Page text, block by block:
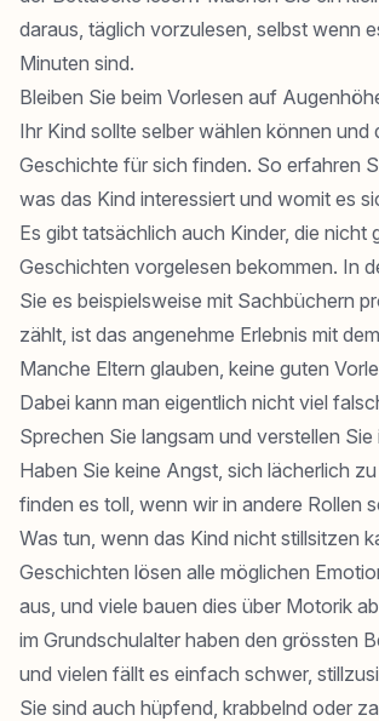
daraus, täglich vorzulesen, selbst wenn
Minuten sind.
Bleiben Sie beim Vorlesen auf
Ihr Kind sollte selber wählen können und
Geschichte für sich finden. So erfahren
was das Kind interessiert und womit es
Es gibt tatsächlich auch Kinder, die nicht
Geschichten vorgelesen bekommen. In
Sie es beispielsweise mit Sachbüchern
zählt, ist das angenehme Erlebnis mit
Manche Eltern glauben, keine guten
Dabei kann man eigentlich nicht viel
Sprechen Sie langsam und verstellen Sie
Haben Sie keine Angst, sich lächerlich
finden es toll, wenn wir in andere Rollen
Was tun, wenn das Kind nicht stillsitzen
Geschichten lösen alle möglichen
aus, und viele bauen dies über Motorik
im Grundschulalter haben den grössten
und vielen fällt es einfach schwer,
Sie sind auch hüpfend, krabbelnd oder